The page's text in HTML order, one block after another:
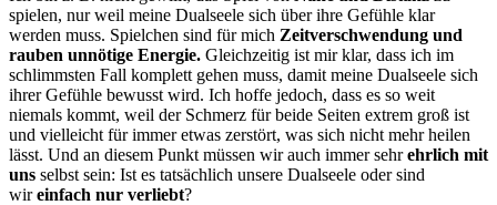
spielen, nur weil meine Dualseele sich über ihre Gefühle klar
werden muss. Spielchen sind für mich Zeitverschwendung und
rauben unnötige Energie. Gleichzeitig ist mir klar, dass ich im
schlimmsten Fall komplett gehen muss, damit meine Dualseele sich
ihrer Gefühle bewusst wird. Ich hoffe jedoch, dass es so weit
niemals kommt, weil der Schmerz für beide Seiten extrem groß ist
und vielleicht für immer etwas zerstört, was sich nicht mehr heilen
lässt. Und an diesem Punkt müssen wir auch immer sehrehrlich mit
uns selbst sein: Ist es tatsächlich unsere Dualseele oder sind
wireinfach nur verliebt?